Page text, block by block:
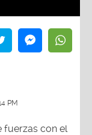
PM
fuerzas con el